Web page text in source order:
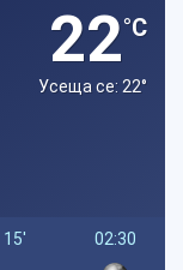
22°C
Усеща се: 22°
15' 02:30